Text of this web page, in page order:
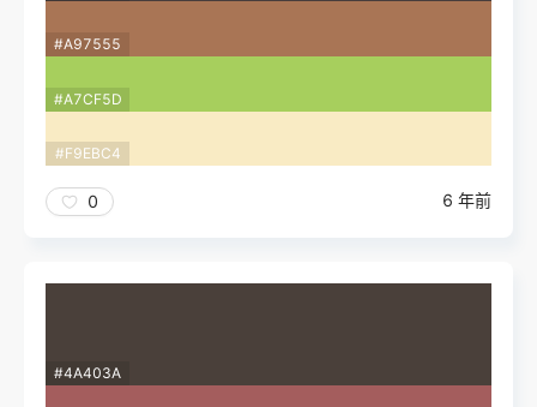
#A97555
#A7CF5D
#F9EBC4
0 6 年前
#4A403A